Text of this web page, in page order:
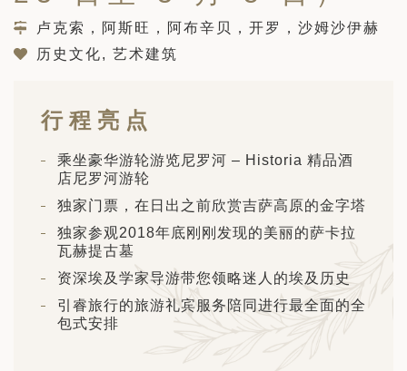
尔巴，扬帆起航独家探秘（2026
-9月18日）
日 – 10 月 3 日）
2026年10月5日至16日）
阿拉伯 · 奇迹王国 (2026 年 11
— 26 日)
之旅: 搭乘银海邮轮 “奋进号” 的
卢克索，阿斯旺，阿布辛贝，开罗，沙姆沙伊赫
历史文化, 艺术建筑
行程亮点
乘坐豪华游轮游览尼罗河 – Historia 精品酒
店尼罗河游轮
独家门票，在日出之前欣赏吉萨高原的金字塔
独家参观2018年底刚刚发现的美丽的萨卡拉
瓦赫提古墓
资深埃及学家导游带您领略迷人的埃及历史
引睿旅行的旅游礼宾服务陪同进行最全面的全
包式安排